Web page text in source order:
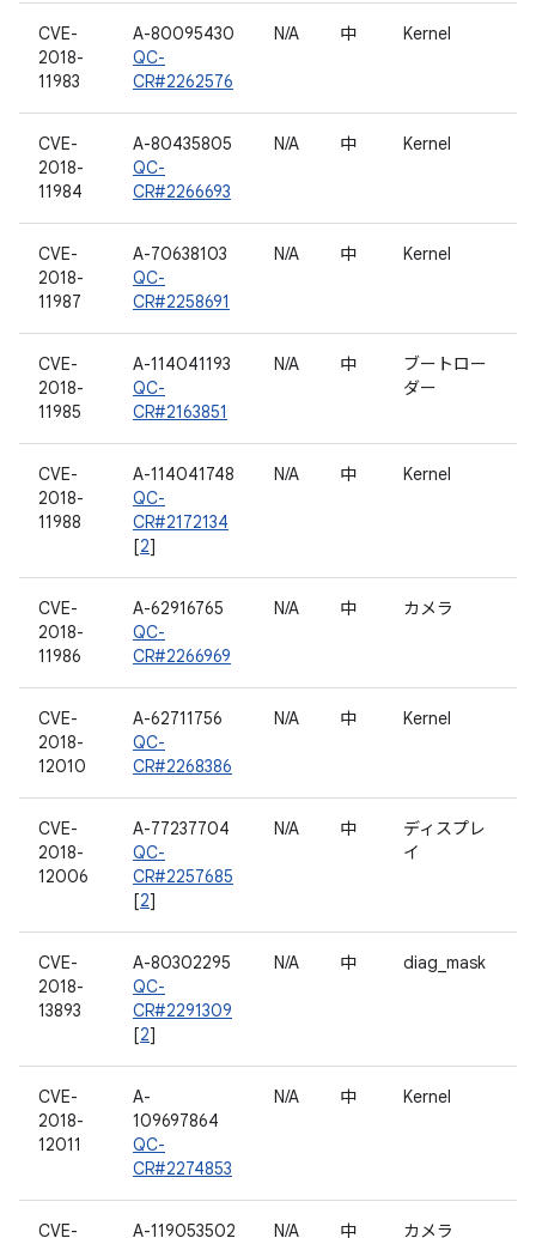
CVE-
2018-
11983
A-80095430
QC-
CR#2262576
N/A 中 Kernel
CVE-
2018-
11984
A-80435805
QC-
CR#2266693
N/A 中 Kernel
CVE-
2018-
11987
A-70638103
QC-
CR#2258691
N/A 中 Kernel
CVE-
2018-
11985
A-114041193
QC-
CR#2163851
N/A 中
ブートロー
ダー
CVE-
2018-
11988
A-114041748
QC-
CR#2172134
[2]
N/A 中 Kernel
CVE-
2018-
11986
A-62916765
QC-
CR#2266969
N/A 中 カメラ
CVE-
2018-
12010
A-62711756
QC-
CR#2268386
N/A 中 Kernel
CVE-
2018-
12006
A-77237704
QC-
CR#2257685
[2]
N/A 中
ディスプレ
イ
CVE-
2018-
13893
A-80302295
QC-
CR#2291309
[2]
N/A 中 diag_mask
CVE-
2018-
12011
A-
109697864
QC-
CR#2274853
N/A 中 Kernel
CVE- A-119053502 N/A 中 カメラ